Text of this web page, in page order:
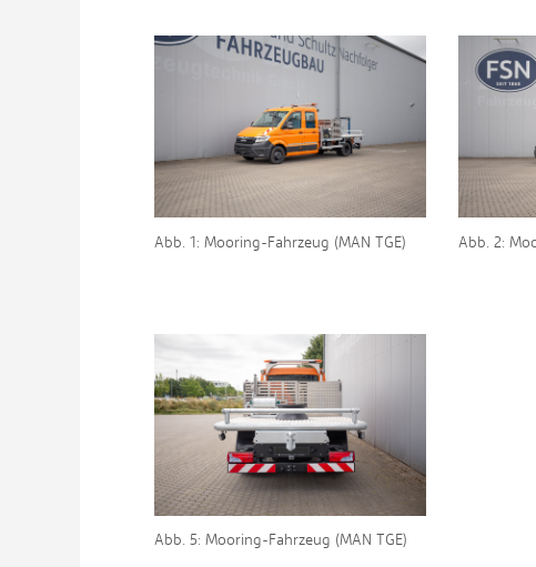
Abb. 1: Mooring-Fahrzeug (MAN TGE) Abb. 2:
Abb. 5: Mooring-Fahrzeug (MAN TGE)